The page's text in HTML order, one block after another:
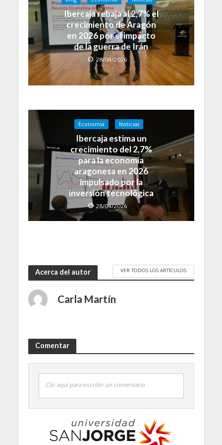
Ibercaja rebaja al 2,7% el
crecimiento de Aragón
en 2026 por el impacto
de la guerra de Irán
28/04/2026
Economía Noticias
Ibercaja estima un
crecimiento del 2,7%
para la economía
aragonesa en 2026
impulsado por la
inversión tecnológica
28/04/2026
Acerca del autor VER TODOS LOS ARTÍCULOS
Carla Martín
Comentar
Clic aquí para escribir un comentario